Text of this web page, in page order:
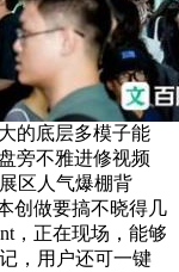
的底层多模子能
旁不雅进修视频
区人气爆棚背
创做要搞不晓得几
，正在现场，能够
，用户还可一键